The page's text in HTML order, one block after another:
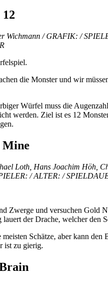
Wichmann / GRAFIK: /
die Monster und wir
Würfel muss die
werden. Ziel ist es 12
Loth, Hans Joachim Höh,
/ ALTER: /
Zwerge und versuchen Gold
der Drache, welcher den
meisten Schätze, aber kann den
ist zu gierig.